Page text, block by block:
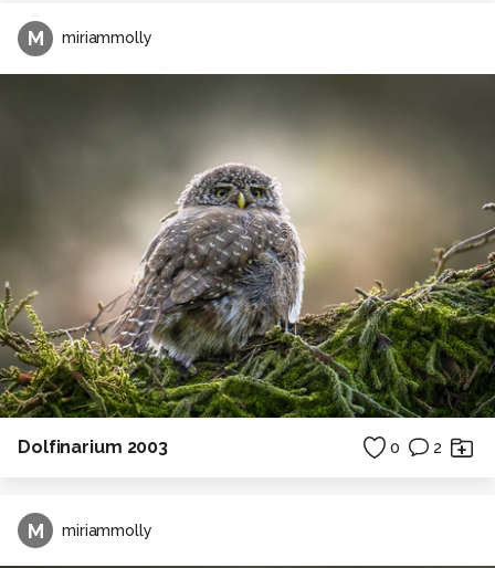
M miriammolly
Dolfinarium 2003 0 2
M miriammolly